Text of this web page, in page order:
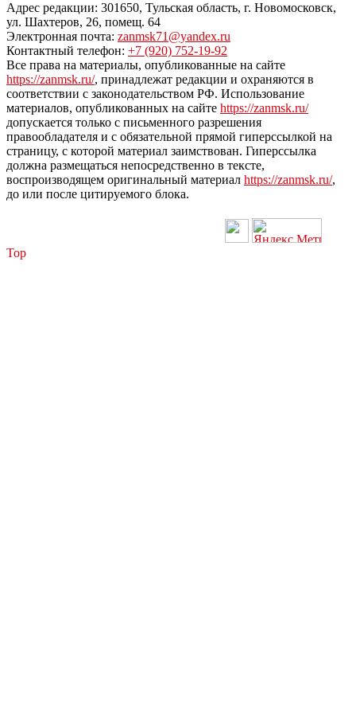
Адрес редакции: 301650, Тульская область, г. Новомосковск,
ул. Шахтеров, 26, помещ. 64
Электронная почта: zanmsk71@yandex.ru
Контактный телефон: +7 (920) 752-19-92
Все права на материалы, опубликованные на сайте
https://zanmsk.ru/, принадлежат редакции и охраняются в
соответствии с законодательством РФ. Использование
материалов, опубликованных на сайте https://zanmsk.ru/
допускается только с письменного разрешения
правообладателя и с обязательной прямой гиперссылкой на
страницу, с которой материал заимствован. Гиперссылка
должна размещаться непосредственно в тексте,
воспроизводящем оригинальный материал https://zanmsk.ru/,
до или после цитируемого блока.
Top